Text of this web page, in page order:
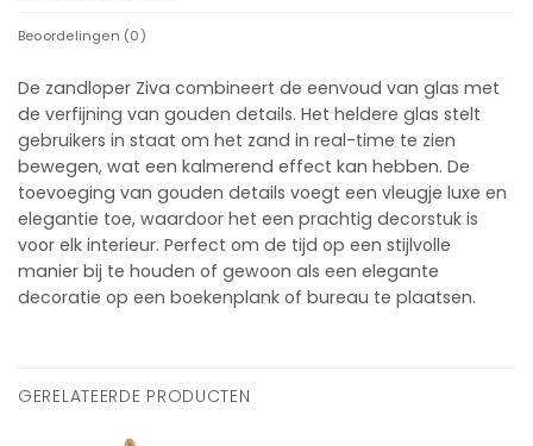
Beoordelingen (0)
De zandloper Ziva combineert de eenvoud van glas met
de verfijning van gouden details. Het heldere glas stelt
gebruikers in staat om het zand in real-time te zien
bewegen, wat een kalmerend effect kan hebben. De
toevoeging van gouden details voegt een vleugje luxe en
elegantie toe, waardoor het een prachtig decorstuk is
voor elk interieur. Perfect om de tijd op een stijlvolle
manier bij te houden of gewoon als een elegante
decoratie op een boekenplank of bureau te plaatsen.
GERELATEERDE PRODUCTEN